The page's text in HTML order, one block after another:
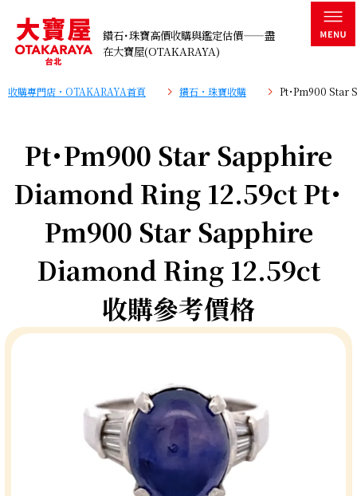
鑽石･珠寶高價收購與鑑定估價——盡
在大寶屋(OTAKARAYA)
收購專門店・OTAKARAYA首頁 鑽石・珠寶收購 Pt･Pm900 Star
Pt･Pm900 Star Sapphire
Diamond Ring 12.59ct Pt･
Pm900 Star Sapphire
Diamond Ring 12.59ct
收購參考價格